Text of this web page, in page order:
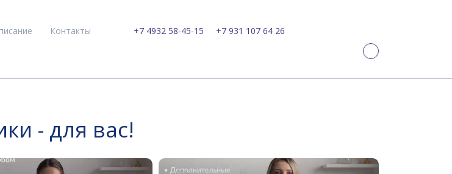
Контакты +7 4932 58-45-15 +7 931 107 64 26
- для вас!